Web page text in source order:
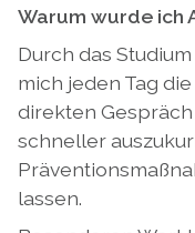
Warum wurde ich
Durch das
mich jeden Tag
direkten
schneller
lassen.